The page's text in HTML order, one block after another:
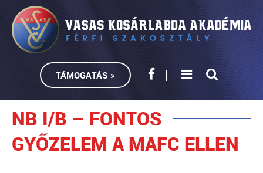
TÁMOGATÁS »
NB I/B – FONTOS
GYŐZELEM A MAFC ELLEN